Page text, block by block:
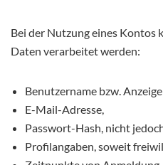
Bei der Nutzung eines Kontos
Daten verarbeitet werden:
Benutzername bzw.
E-Mail-Adresse,
Passwort-Hash, nicht
Profilangaben, soweit